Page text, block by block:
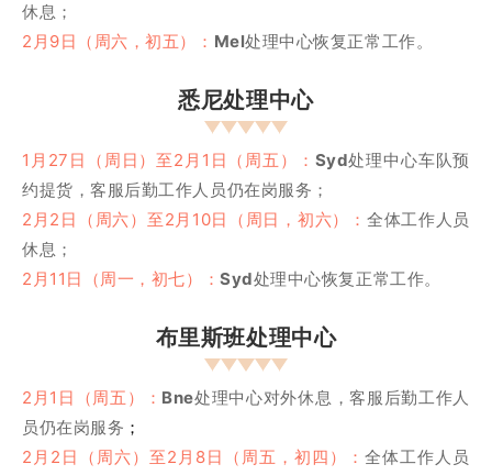
休息；
2月9日（周六，初五）： Mel处理中心恢复正常工作。
悉尼处理中心
1月27日（周日）至2 月1日（周五） ： Syd处理中心车队预
约提货，客服后勤工作人员仍在岗服务；
2月2日（周六） 至2月10日（周日， 初六）： 全体工作人员
休息；
2月11日（周一，初七）：Syd处理中心恢复正常工作。
布里斯班处理中心
2月1日（周五）： Bne处理中心对外休息，客服后勤工作人
员仍在岗服务 ；
2月2日（周六）至2月8日（周五，初四 ）：全体工作人员